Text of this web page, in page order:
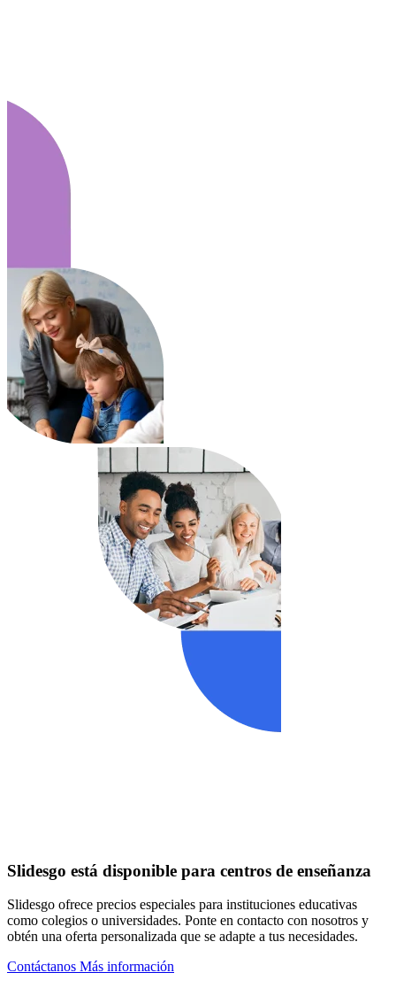
Slidesgo está disponible para centros de enseñanza
Slidesgo ofrece precios especiales para instituciones educativas
como colegios o universidades. Ponte en contacto con nosotros y
obtén una oferta personalizada que se adapte a tus necesidades.
Contáctanos Más información